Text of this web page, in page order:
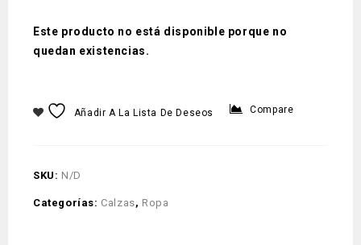
Este producto no está disponible porque no
quedan existencias.
Añadir A La Lista De Deseos Compare
SKU: N/D
Categorías: Calzas, Ropa